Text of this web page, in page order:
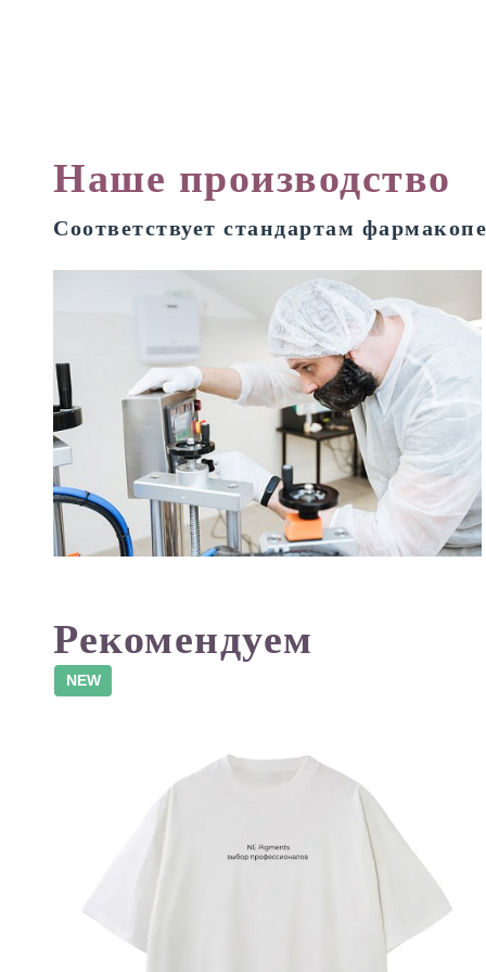
Наше производство
Соответствует стандартам
Рекомендуем
NEW